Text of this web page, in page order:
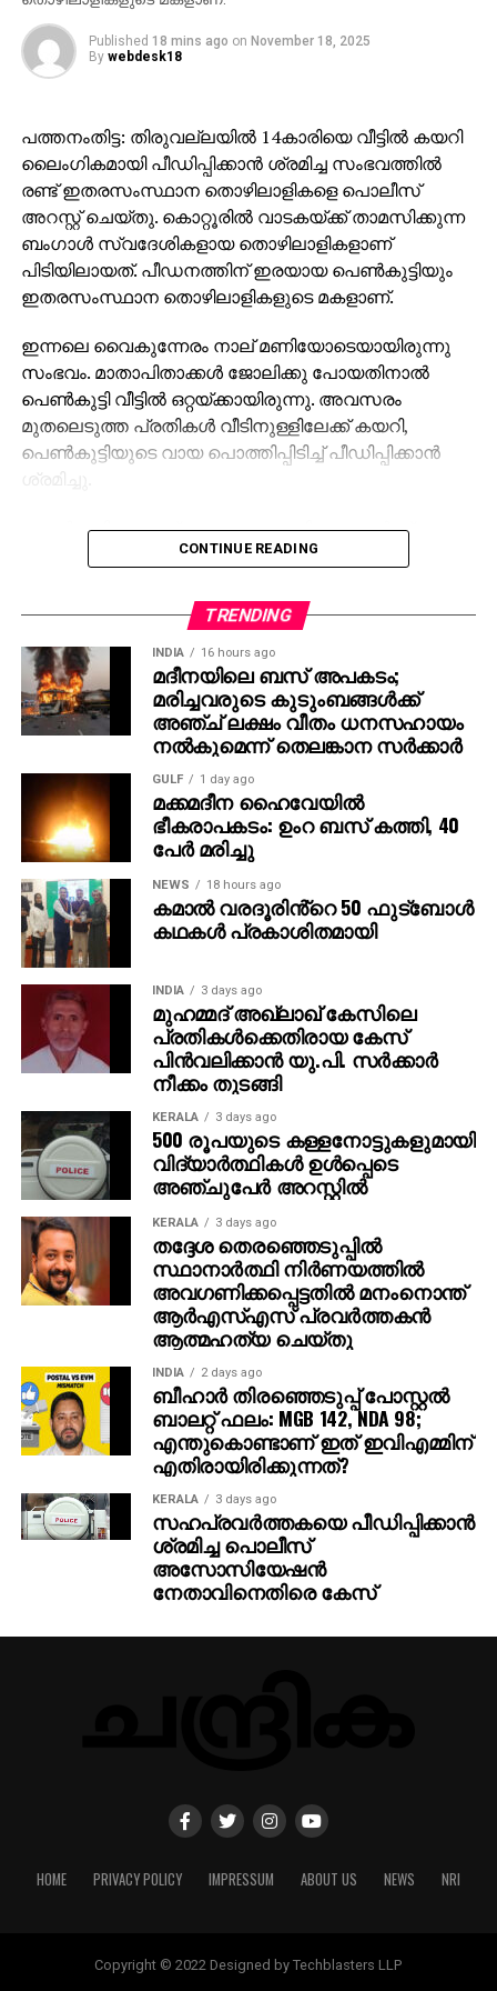
വൈഷ്ണയ്‌ക്കെതിരായ നീക്കത്തിലൂടെ
ചെറുപ്പക്കാരികളായ പെണ്‍കുട്ടികള്‍ സജീവ
തടയിടാനാണ് സിപിഎം പരിശ്രമിച്ചത്. ഇത് അവരുടെ
ഇരട്ടത്താപ്പിന്റെ നേര്‍ച്ചിത്രമാണ്. ചെറുപ്പക്കാരിയെ
മേയര്‍ സ്ഥാനത്ത് അവരോധിച്ചതില്‍ ഊറ്റം കൊള്ളുന്ന
സിപിഎമ്മാണ് കോണ്‍ഗ്രസ് സ്ഥാനാര്‍ഥിക്ക് നേരെ
ജനാധിപത്യവിരുദ്ധത അഴിച്ചുവിട്ടതെന്നും
വേണുഗോപാല്‍ പരിഹസിച്ചു.
എസ്‌ഐആര്‍ ധൃതിപിടിച്ച് നടപ്പിലാക്കണമെന്ന കേന്ദ്ര
തെരഞ്ഞെടുപ്പ് കമ്മീഷന്റെ പിടിവാശി ബിജെപിയെ
സഹായിക്കാനാണ്. അതിനിടെയാണ് എസ് ഐ ആര്‍
മറയാക്കി സിപിഎം കള്ളവോട്ട് ചേര്‍ക്കലും, വോട്ടു
നിഷേധിക്കലും നടത്തുന്നത്. ബിജെപിയെപ്പോലെ
സിപിഎമ്മിന്റെ കപട മതേതരവാദവും ജനാധിപത്യ
സംവിധാനത്തിന് ശാപമാണ്. രാഷ്ട്രീപക്ഷപാത
പയ്യന്നൂരില്‍ ബിഎല്‍ഒയുടെ ആത്മഹത്യയ്ക്ക്
കാരണമെന്നും കെസി വേണുഗോപാല്‍ പറഞ്ഞു.
Published 18 mins ago on November 18, 2025
By webdesk18
പത്തനംതിട്ട: തിരുവല്ലയിൽ 14കാരിയെ വീട്ടിൽ കയറി
ലൈംഗികമായി പീഡിപ്പിക്കാൻ ശ്രമിച്ച സംഭവത്തിൽ
രണ്ട് ഇതരസംസ്ഥാന തൊഴിലാളികളെ പൊലീസ്
അറസ്റ്റ് ചെയ്തു. കൊറ്റൂരിൽ വാടകയ്ക്ക് താമസിക്കുന്ന
ബംഗാൾ സ്വദേശികളായ തൊഴിലാളികളാണ്
പിടിയിലായത്. പീഡനത്തിന് ഇരയായ പെൺകുട്ടിയും
ഇതരസംസ്ഥാന തൊഴിലാളികളുടെ മകളാണ്.
ഇന്നലെ വൈകുന്നേരം നാല് മണിയോടെയായിരുന്നു
സംഭവം. മാതാപിതാക്കൾ ജോലിക്കു പോയതിനാൽ
പെൺകുട്ടി വീട്ടിൽ ഒറ്റയ്ക്കായിരുന്നു. അവസരം
മുതലെടുത്ത പ്രതികൾ വീടിനുള്ളിലേക്ക് കയറി,
പെൺകുട്ടിയുടെ വായ പൊത്തിപ്പിടിച്ച് പീഡിപ്പിക്കാൻ
ശ്രമിച്ചു.
പെൺകുട്ടി കരഞ്ഞ് ബഹളം വെച്ചതിനെ തുടർന്ന്
സമീപവാസികൾ സ്ഥലത്തെത്തി. പ്രതികൾ
പിന്തുടർന്ന് പിടികൂടി പൊലീസിന് കൈമാറി. ഇയാളുടെ
മൊഴിയുടെ അടിസ്ഥാനത്തിൽ രണ്ടാമനെയും പിന്നീട്
പൊലീസ് പിടികൂടി.
പ്രതികളുടെ വ്യക്തിവിവരങ്ങൾ ഉൾപ്പെടെ
പരിശോധിച്ചുവരികയാണെന്ന് തിരുവല്ല പൊലീസ്
അറിയിച്ചു. സംഭവത്തിൽ കൂടുതൽ അന്വേഷണം
പുരോഗമിക്കുകയാണ്.
CONTINUE READING
TRENDING
INDIA 16 hours ago
മദീനയിലെ ബസ് അപകടം;
മരിച്ചവരുടെ കുടുംബങ്ങള്‍ക്ക്
അഞ്ച് ലക്ഷം വീതം ധനസഹായം
നല്‍കുമെന്ന് തെലങ്കാന സര്‍ക്കാര്‍
GULF 1 day ago
മക്കമദീന ഹൈവേയില്‍
ഭീകരാപകടം: ഉംറ ബസ് കത്തി, 40
പേര്‍ മരിച്ചു
NEWS 18 hours ago
കമാൽ വരദൂരിൻ്റെ 50 ഫുട്ബോൾ
കഥകൾ പ്രകാശിതമായി
INDIA 3 days ago
മുഹമ്മദ് അഖ്‌ലാഖ് കേസിലെ
പ്രതികള്‍ക്കെതിരായ കേസ്
പിന്‍വലിക്കാന്‍ യു.പി. സര്‍ക്കാര്‍
നീക്കം തുടങ്ങി
KERALA 3 days ago
500 രൂപയുടെ കള്ളനോട്ടുകളുമായി
വിദ്യാര്‍ത്ഥികള്‍ ഉള്‍പ്പെടെ
അഞ്ചുപേര്‍ അറസ്റ്റില്‍
KERALA 3 days ago
തദ്ദേശ തെരഞ്ഞെടുപ്പില്‍
സ്ഥാനാര്‍ത്ഥി നിര്‍ണയത്തില്‍
അവഗണിക്കപ്പെട്ടതില്‍ മനംനൊന്ത്
ആര്‍എസ്എസ് പ്രവര്‍ത്തകന്‍
ആത്മഹത്യ ചെയ്തു
INDIA 2 days ago
ബീഹാർ തിരഞ്ഞെടുപ്പ് പോസ്റ്റൽ
ബാലറ്റ് ഫലം: MGB 142, NDA 98;
എന്തുകൊണ്ടാണ് ഇത് ഇവിഎമ്മിന്
എതിരായിരിക്കുന്നത്?
KERALA 3 days ago
സഹപ്രവര്‍ത്തകയെ പീഡിപ്പിക്കാന്‍
ശ്രമിച്ച പൊലീസ്
അസോസിയേഷന്‍
നേതാവിനെതിരെ കേസ്
HOME PRIVACY POLICY IMPRESSUM ABOUT US NEWS NRI
Copyright © 2022 Designed by Techblasters LLP